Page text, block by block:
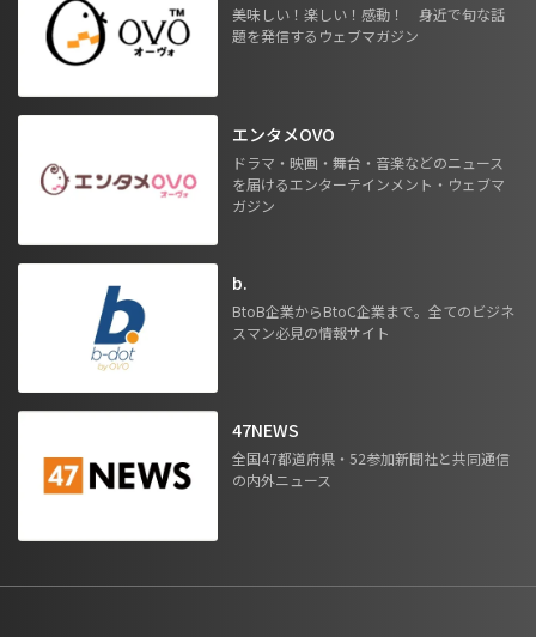
美味しい！楽しい！感動！ 身近で旬な話
題を発信するウェブマガジン
エンタメOVO
ドラマ・映画・舞台・音楽などのニュース
を届けるエンターテインメント・ウェブマ
ガジン
b.
BtoB企業からBtoC企業まで。全てのビジネ
スマン必見の情報サイト
47NEWS
全国47都道府県・52参加新聞社と共同通信
の内外ニュース